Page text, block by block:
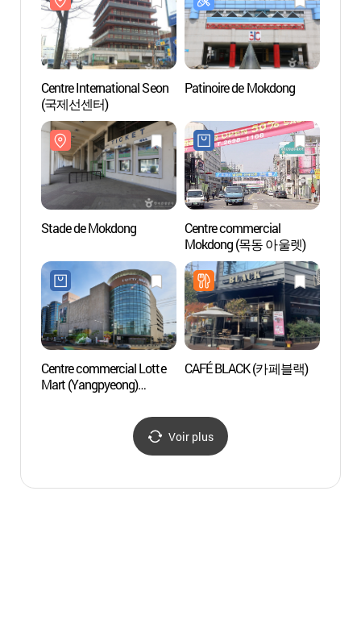
Centre International Seon
(국제선센터)
Patinoire de Mokdong
Stade de Mokdong
Centre commercial
Mokdong (목동 아울렛)
Centre commercial Lotte
Mart (Yangpyeong)
CAFÉ BLACK (카페블랙)
Voir plus